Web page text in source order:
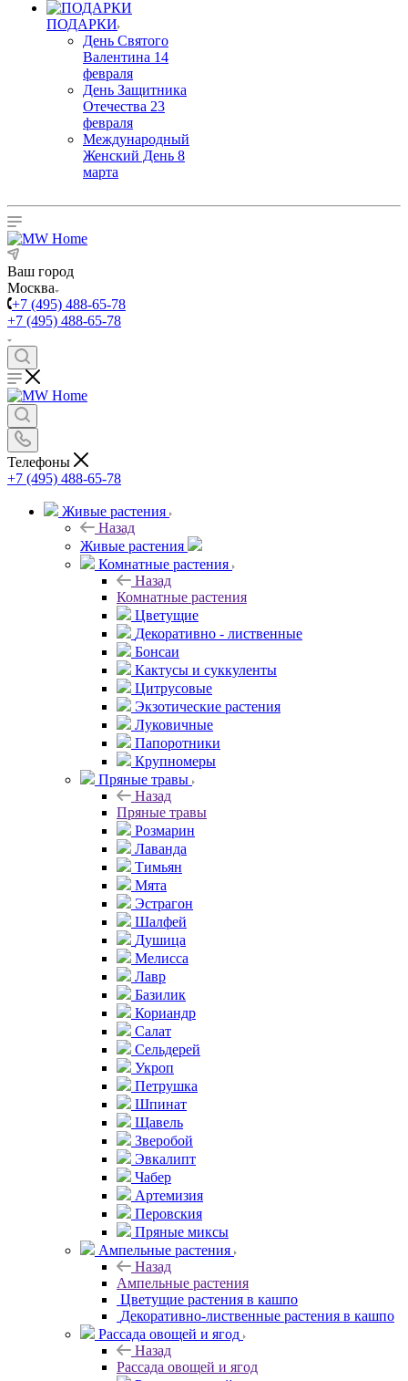
ПОДАРКИ
День Святого
Валентина 14
февраля
День Защитника
Отечества 23
февраля
Международный
Женский День 8
марта
Ваш город
Москва
+7 (495) 488-65-78
+7 (495) 488-65-78
Телефоны
+7 (495) 488-65-78
Живые растения
Назад
Живые растения
Комнатные растения
Назад
Комнатные растения
Цветущие
Декоративно - лиственные
Бонсаи
Кактусы и суккуленты
Цитрусовые
Экзотические растения
Луковичные
Папоротники
Крупномеры
Пряные травы
Назад
Пряные травы
Розмарин
Лаванда
Тимьян
Мята
Эстрагон
Шалфей
Душица
Мелисса
Лавр
Базилик
Кориандр
Салат
Сельдерей
Укроп
Петрушка
Шпинат
Щавель
Зверобой
Эвкалипт
Чабер
Артемизия
Перовския
Пряные миксы
Ампельные растения
Назад
Ампельные растения
Цветущие растения в кашпо
Декоративно-лиственные растения в кашпо
Рассада овощей и ягод
Назад
Рассада овощей и ягод